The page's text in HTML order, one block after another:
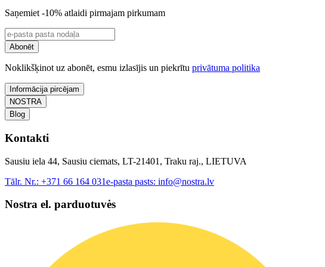
Saņemiet -10% atlaidi pirmajam pirkumam
Abonēt
Noklikšķinot uz abonēt, esmu izlasījis un piekrītu privātuma politika
Informācija pircējam
NOSTRA
Blog
Kontakti
Sausiu iela 44, Sausiu ciemats, LT-21401, Traku raj., LIETUVA
Tālr. Nr.: +371 66 164 031e-pasta pasts: info@nostra.lv
Nostra el. parduotuvės